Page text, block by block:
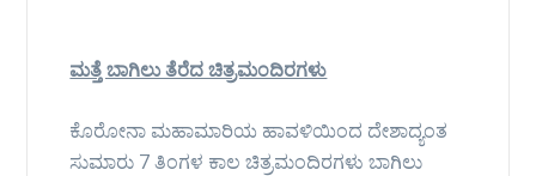
ಮತ್ತೆ ಬಾಗಿಲು ತೆರೆದ ಚಿತ್ರಮಂದಿರಗಳು
ಕೊರೋನಾ ಮಹಾಮಾರಿಯ ಹಾವಳಿಯಿಂದ ದೇಶಾದ್ಯಂತ
ಸುಮಾರು 7 ತಿಂಗಳ ಕಾಲ ಚಿತ್ರಮಂದಿರಗಳು ಬಾಗಿಲು